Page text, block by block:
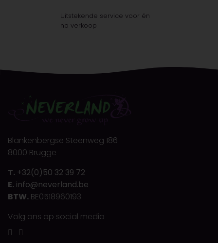
Uitstekende service voor én
na verkoop
Blankenbergse Steenweg 186
8000 Brugge
T. +32(0)50 32 39 72
E. info@neverland.be
BTW. BE0518960193
Volg ons op social media